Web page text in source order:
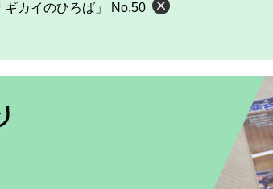
カイのひろば」 No.50